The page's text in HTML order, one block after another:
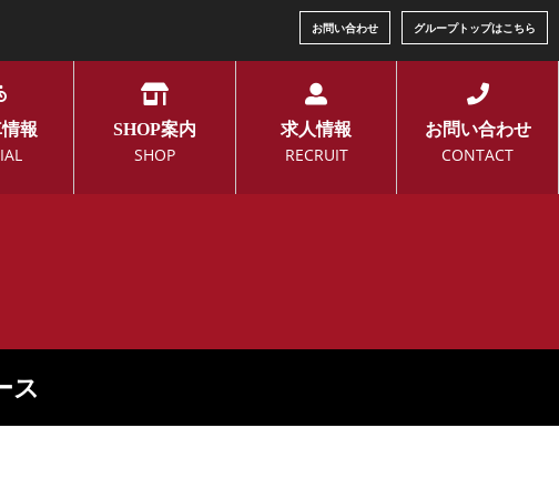
お問い合わせ グループトップはこちら
報 SHOP案内
SHOP
求人情報
RECRUIT
お問い合わせ
CONTACT
ス